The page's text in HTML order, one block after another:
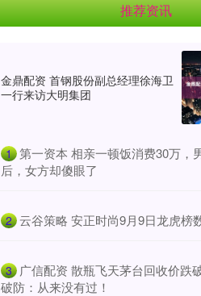
推荐资讯
金鼎配资 首钢股份副总经理徐海卫
一行来访大明集团
1 第一资本 相亲一顿饭消费30万，
后，女方却傻眼了
2 云谷策略 安正时尚9月9日龙虎榜
3 广信配资 散瓶飞天茅台回收价跌
破防：从来没有过！